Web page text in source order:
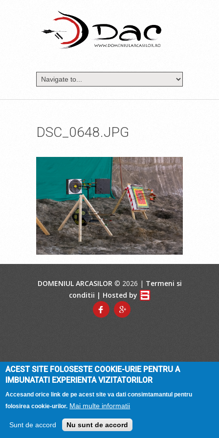
DSC_0648.JPG
DOMENIUL ARCASILOR© 2026 | Termeni si
conditii | Hosted by
ACEST SITE FOLOSESTE COOKIE-URIE PENTRU A
IMBUNATATI EXPERIENTA VIZITATORILOR
Accesand orice link de pe acest site va dati consimtamantul pentru
folosirea cookie-urilor. Mai multe informatii
Sunt de accord Nu sunt de accord